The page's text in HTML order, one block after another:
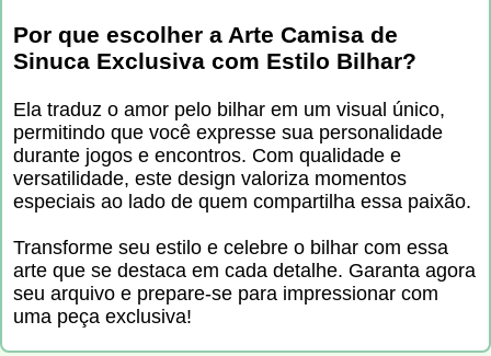
Por que escolher a Arte Camisa de
Sinuca Exclusiva com Estilo Bilhar?
Ela traduz o amor pelo bilhar em um visual único,
permitindo que você expresse sua personalidade
durante jogos e encontros. Com qualidade e
versatilidade, este design valoriza momentos
especiais ao lado de quem compartilha essa paixão.
Transforme seu estilo e celebre o bilhar com essa
arte que se destaca em cada detalhe. Garanta agora
seu arquivo e prepare-se para impressionar com
uma peça exclusiva!